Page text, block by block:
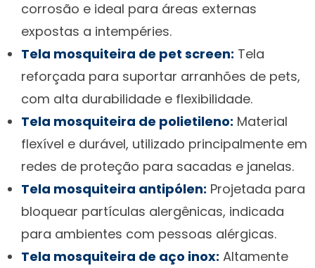
corrosão e ideal para áreas externas
expostas a intempéries.
Tela mosquiteira de pet screen: Tela
reforçada para suportar arranhões de pets,
com alta durabilidade e flexibilidade.
Tela mosquiteira de polietileno: Material
flexível e durável, utilizado principalmente em
redes de proteção para sacadas e janelas.
Tela mosquiteira antipólen: Projetada para
bloquear partículas alergênicas, indicada
para ambientes com pessoas alérgicas.
Tela mosquiteira de aço inox: Altamente